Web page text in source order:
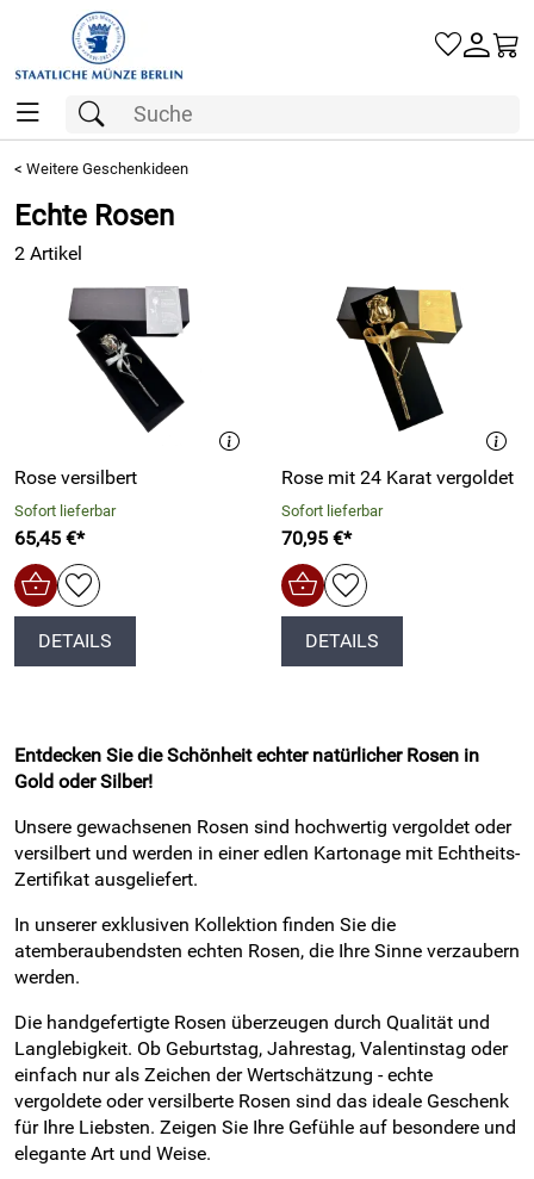
Gold
Silber
Barren
Münzen
Geschenke
Besuchen Sie uns
Karriere
< Weitere Geschenkideen
Echte Rosen
2 Artikel
Rose versilbert
Sofort lieferbar
65,45 €*
DETAILS
Rose mit 24 Karat vergoldet
Sofort lieferbar
70,95 €*
DETAILS
Entdecken Sie die Schönheit echter natürlicher Rosen in
Gold oder Silber!
Unsere gewachsenen Rosen sind hochwertig vergoldet oder
versilbert und werden in einer edlen Kartonage mit Echtheits-
Zertifikat ausgeliefert.
In unserer exklusiven Kollektion finden Sie die
atemberaubendsten echten Rosen, die Ihre Sinne verzaubern
werden.
Die handgefertigte Rosen überzeugen durch Qualität und
Langlebigkeit. Ob Geburtstag, Jahrestag, Valentinstag oder
einfach nur als Zeichen der Wertschätzung - echte
vergoldete oder versilberte Rosen sind das ideale Geschenk
für Ihre Liebsten. Zeigen Sie Ihre Gefühle auf besondere und
elegante Art und Weise.